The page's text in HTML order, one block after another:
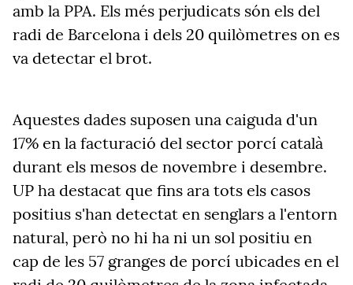
amb la PPA. Els més perjudicats són els del
radi de Barcelona i dels 20 quilòmetres on es
va detectar el brot.
Aquestes dades suposen una caiguda d'un
17% en la facturació del sector porcí català
durant els mesos de novembre i desembre.
UP ha destacat que fins ara tots els casos
positius s'han detectat en senglars a l'entorn
natural, però no hi ha ni un sol positiu en
cap de les 57 granges de porcí ubicades en el